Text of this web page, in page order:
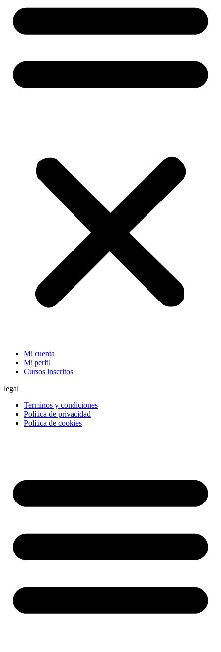
Mi cuenta
Mi perfil
Cursos inscritos
legal
Terminos y condiciones
Política de privacidad
Política de cookies